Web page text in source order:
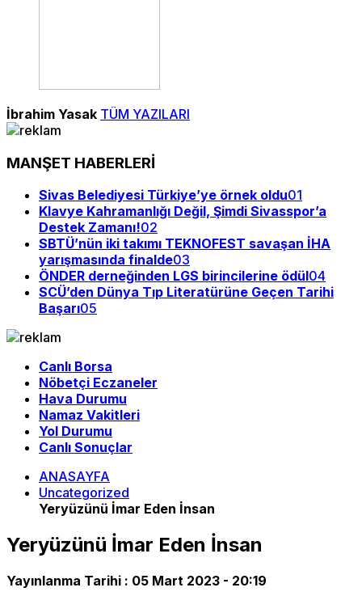
İbrahim Yasak TÜM YAZILARI
MANŞET HABERLERİ
Sivas Belediyesi Türkiye’ye örnek oldu01
Klavye Kahramanlığı Değil, Şimdi Sivasspor’a
Destek Zamanı!02
SBTÜ’nün iki takımı TEKNOFEST savaşan İHA
yarışmasında finalde03
ÖNDER derneğinden LGS birincilerine ödül04
SCÜ’den Dünya Tıp Literatürüne Geçen Tarihi
Başarı05
Canlı Borsa
Nöbetçi Eczaneler
Hava Durumu
Namaz Vakitleri
Yol Durumu
Canlı Sonuçlar
ANASAYFA
Uncategorized
Yeryüzünü İmar Eden İnsan
Yeryüzünü İmar Eden İnsan
Yayınlanma Tarihi : 05 Mart 2023 - 20:19